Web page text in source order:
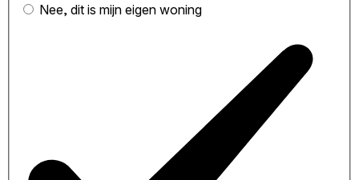
Nee, dit is mijn eigen woning